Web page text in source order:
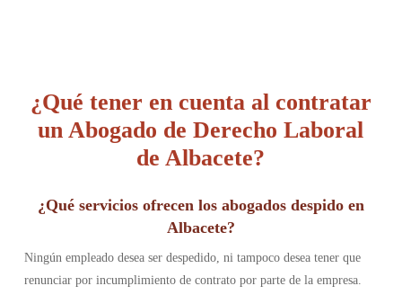
¿Qué tener en cuenta al contratar
un Abogado de Derecho Laboral
de Albacete?
¿Qué servicios ofrecen los abogados despido en
Albacete?
Ningún empleado desea ser despedido, ni tampoco desea tener que
renunciar por incumplimiento de contrato por parte de la empresa.